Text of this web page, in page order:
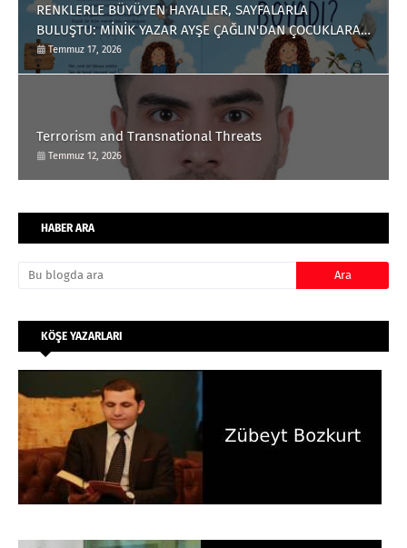
RENKLERLE BÜYÜYEN HAYALLER, SAYFALARLA
BULUŞTU: MİNİK YAZAR AYŞE ÇAĞLIN'DAN ÇOCUKLARA
ANLAMLI BİR ESER
Temmuz 17, 2026
Terrorism and Transnational Threats
Temmuz 12, 2026
HABER ARA
KÖŞE YAZARLARI